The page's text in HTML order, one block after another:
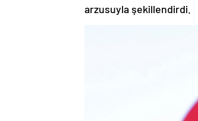
arzusuyla şekillendirdi.